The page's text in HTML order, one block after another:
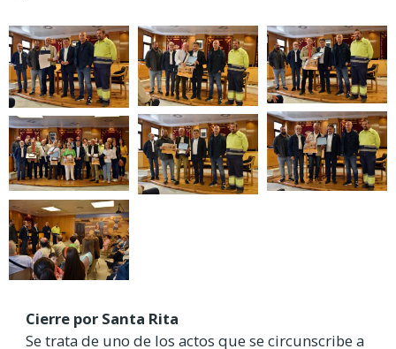
Cierre por Santa Rita
Se trata de uno de los actos que se circunscribe a